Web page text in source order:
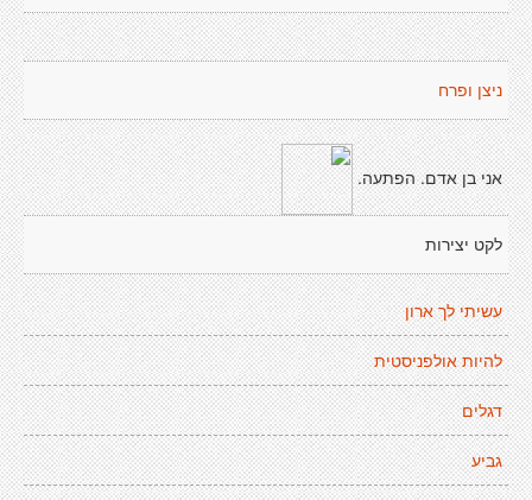
ניצן ופרח
אני בן אדם. הפתעה.
לקט יצירות
עשיתי לך ארון
להיות אולפניסטית
דגלים
גביע